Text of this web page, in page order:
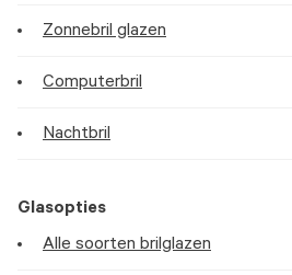
Zonnebril glazen
Computerbril
Nachtbril
Glasopties
Alle soorten brilglazen